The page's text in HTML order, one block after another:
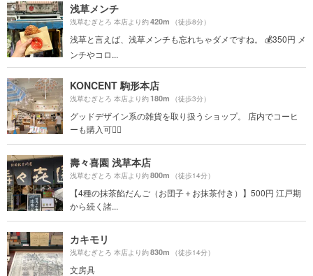
浅草メンチ
浅草むぎとろ 本店より約420m （徒歩8分）
浅草と言えば、浅草メンチも忘れちゃダメですね。 💰350円 メ
ンチやコロ...
KONCENT 駒形本店
浅草むぎとろ 本店より約180m （徒歩3分）
グッドデザイン系の雑貨を取り扱うショップ。 店内でコーヒ
ーも購入可🙆‍♀️
壽々喜園 浅草本店
浅草むぎとろ 本店より約800m （徒歩14分）
【4種の抹茶餡だんご（お団子＋お抹茶付き）】500円 江戸期
から続く諸...
カキモリ
浅草むぎとろ 本店より約830m （徒歩14分）
文房具